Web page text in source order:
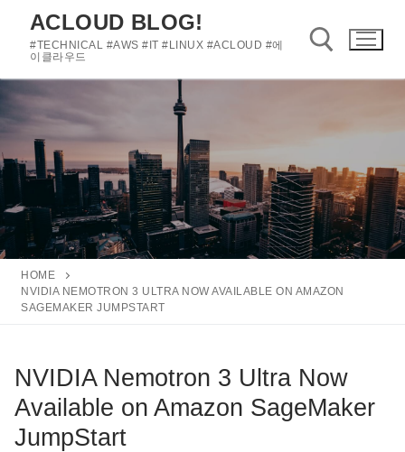
로
로
기
ACLOUD BLOG!
#TECHNICAL #AWS #IT #LINUX #ACLOUD #에
이클라우드
HOME
NVIDIA NEMOTRON 3 ULTRA NOW AVAILABLE ON AMAZON
SAGEMAKER JUMPSTART
NVIDIA Nemotron 3 Ultra Now
Available on Amazon SageMaker
JumpStart